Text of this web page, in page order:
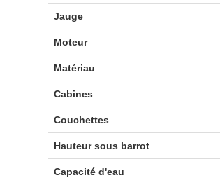
Jauge
Moteur
Matériau
Cabines
Couchettes
Hauteur sous barrot
Capacité d'eau